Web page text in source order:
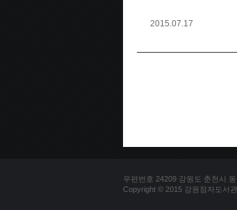
2015.07.17
우편번호 24209 강원도 춘천시
Copyright © 2015 강원점자도서